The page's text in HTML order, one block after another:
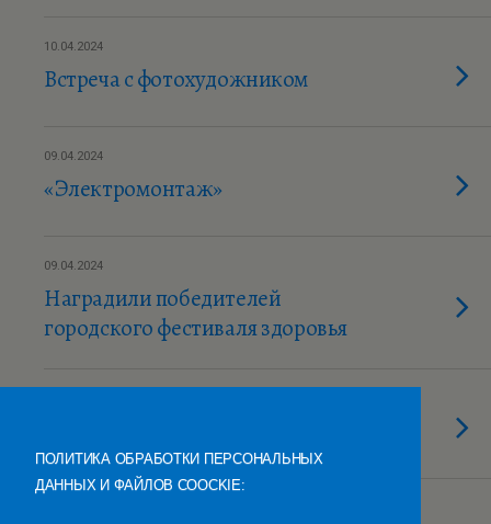
10.04.2024
Встреча с фотохудожником
09.04.2024
«Электромонтаж»
09.04.2024
Наградили победителей
городского фестиваля здоровья
ПОЛИТИКА ОБРАБОТКИ ПЕРСОНАЛЬНЫХ
ДАННЫХ И ФАЙЛОВ COOCKIE: